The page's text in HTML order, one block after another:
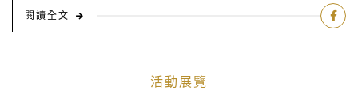
閱讀全文
活動展覽